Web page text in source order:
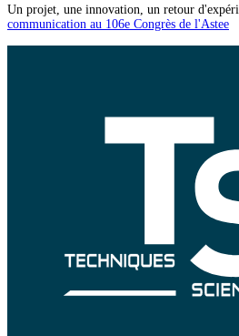
Un projet, une innovation, un retour
communication au 106e Congrès de l'Astee